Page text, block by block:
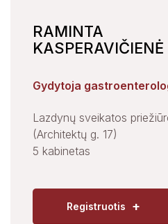
RAMINTA
KASPERAVIČIENĖ
Gydytoja
Lazdynų sveikatos
(Architektų g. 17)
5 kabinetas
Registruotis +